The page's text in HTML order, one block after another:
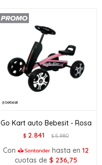
Go Kart auto Bebesit - Rosa
$ 2.841 $5.980
Con hasta en 12
cuotas de $ 236,75